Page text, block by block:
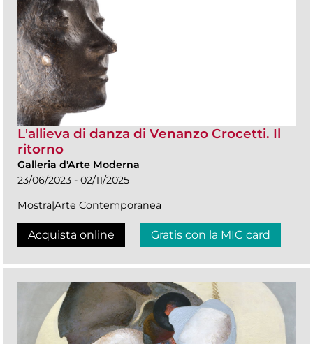
L'allieva di danza di Venanzo Crocetti. Il
ritorno
Galleria d'Arte Moderna
23/06/2023 - 02/11/2025
Mostra|Arte Contemporanea
Acquista online Gratis con la MIC card